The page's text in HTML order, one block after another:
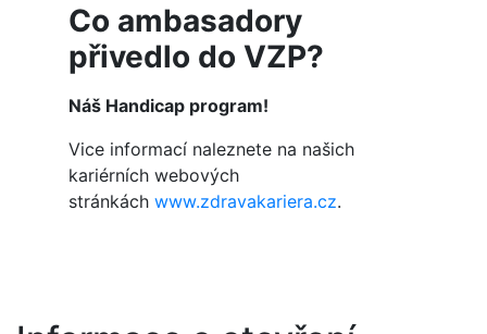
Co ambasadory
přivedlo do VZP?
Náš Handicap program!
Vice informací naleznete na našich
kariérních webových
stránkách www.zdravakariera.cz.